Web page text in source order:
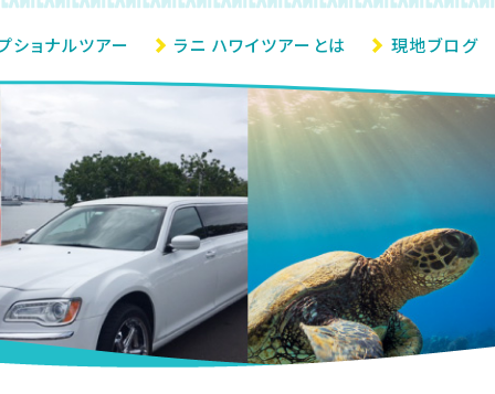
ショナルツアー ラニ ハワイツアーとは 現地ブログ